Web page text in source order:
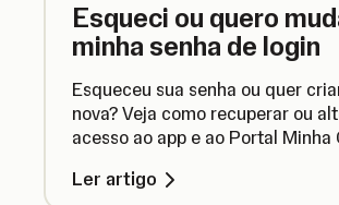
Esqueci ou quero
minha senha de login
Esqueceu sua senha ou quer
nova? Veja como recuperar ou
acesso ao app e ao Portal Minha
Ler artigo